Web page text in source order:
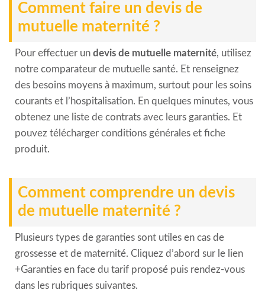
Comment faire un devis de
mutuelle maternité ?
Pour effectuer un devis de mutuelle maternité, utilisez
notre comparateur de mutuelle santé. Et renseignez
des besoins moyens à maximum, surtout pour les soins
courants et l’hospitalisation. En quelques minutes, vous
obtenez une liste de contrats avec leurs garanties. Et
pouvez télécharger conditions générales et fiche
produit.
Comment comprendre un devis
de mutuelle maternité ?
Plusieurs types de garanties sont utiles en cas de
grossesse et de maternité. Cliquez d’abord sur le lien
+Garanties en face du tarif proposé puis rendez-vous
dans les rubriques suivantes.